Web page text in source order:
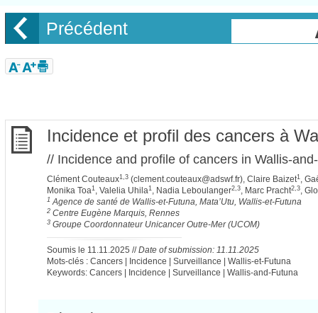
Précédent
Incidence et profil des cancers à
// Incidence and profile of cancers in Wallis-
Clément Couteaux1,3 (clement.couteaux@adswf.fr), Claire Baizet1 ,
Monika Toa1 , Valelia Uhila1 , Nadia Leboulanger2,3, Marc Pracht2,3,
1 Agence de santé de Wallis-et-Futuna, Mata’Utu, Wallis-et-Futuna
2 Centre Eugène Marquis, Rennes
3 Groupe Coordonnateur Unicancer Outre-Mer (UCOM)
Soumis le 11.11.2025 //Date of submission: 11.11.2025
Mots-clés : Cancers | Incidence | Surveillance | Wallis-et-Futuna
Keywords: Cancers | Incidence | Surveillance | Wallis-and-Futuna